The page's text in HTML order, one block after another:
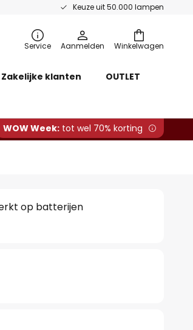
Keuze uit 50.000 lampen
Winkelwagen
Service Aanmelden
Zakelijke klanten OUTLET
WOW Week: tot wel 70% korting
op batterijen